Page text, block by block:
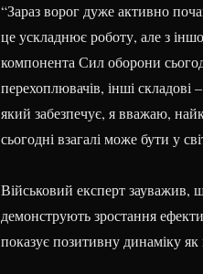
“Зараз ворог дуже активно
це ускладнює роботу, але з
компонента Сил оборони
перехоплювачів, інші
який забезпечує, я вважаю,
сьогодні взагалі може бути у
Військовий експерт
демонструють зростання
показує позитивну динаміку як